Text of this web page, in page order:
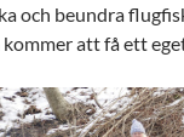
och beundra
att få ett